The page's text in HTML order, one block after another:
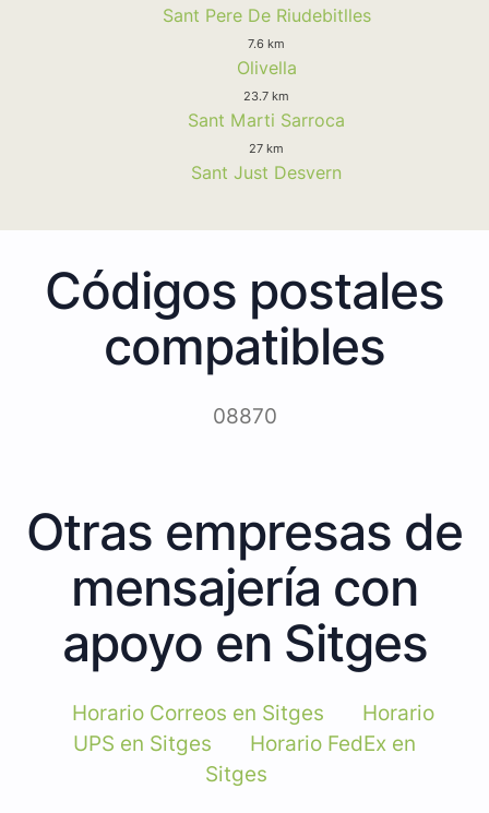
Sant Pere De Riudebitlles
7.6 km
Olivella
23.7 km
Sant Marti Sarroca
27 km
Sant Just Desvern
Códigos postales
compatibles
08870
Otras empresas de
mensajería con
apoyo en Sitges
Horario Correos en Sitges
Horario
UPS en Sitges
Horario FedEx en
Sitges